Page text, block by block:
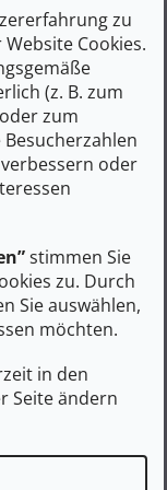
zu
Cookies.
(z. B. zum
zum
oder
stimmen Sie
zu. Durch
Sie auswählen,
möchten.
in den
Seite ändern
KOSTENLOS
SPRAY
Auf Lager
Produkt -
Glatt- und